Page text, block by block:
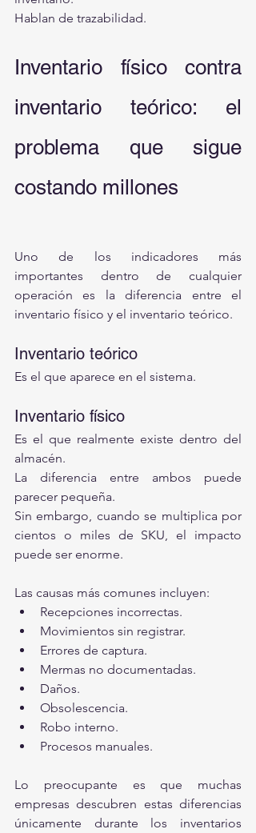
Hablan de trazabilidad.
Inventario físico contra
inventario teórico: el
problema que sigue
costando millones
Uno de los indicadores más
importantes dentro de cualquier
operación es la diferencia entre el
inventario físico y el inventario teórico.
Inventario teórico
Es el que aparece en el sistema.
Inventario físico
Es el que realmente existe dentro del
almacén.
La diferencia entre ambos puede
parecer pequeña.
Sin embargo, cuando se multiplica por
cientos o miles de SKU, el impacto
puede ser enorme.
Las causas más comunes incluyen:
Recepciones incorrectas.
Movimientos sin registrar.
Errores de captura.
Mermas no documentadas.
Daños.
Obsolescencia.
Robo interno.
Procesos manuales.
Lo preocupante es que muchas
empresas descubren estas diferencias
únicamente durante los inventarios